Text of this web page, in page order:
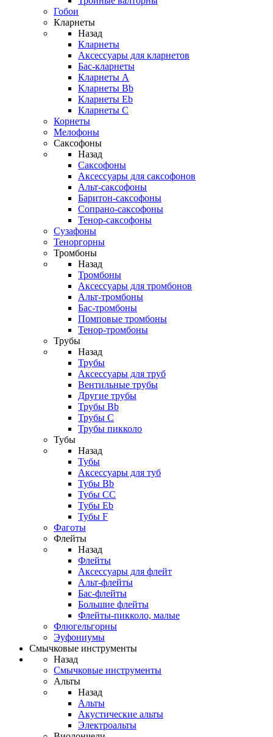
Гобои
Кларнеты
Назад
Кларнеты
Аксессуары для кларнетов
Бас-кларнеты
Кларнеты A
Кларнеты Bb
Кларнеты Eb
Кларнеты С
Корнеты
Мелофоны
Саксофоны
Назад
Саксофоны
Аксессуары для саксофонов
Альт-саксофоны
Баритон-саксофоны
Сопрано-саксофоны
Тенор-саксофоны
Сузафоны
Теноргорны
Тромбоны
Назад
Тромбоны
Аксессуары для тромбонов
Альт-тромбоны
Бас-тромбоны
Помповые тромбоны
Тенор-тромбоны
Трубы
Назад
Трубы
Аксессуары для труб
Вентильные трубы
Другие трубы
Трубы Bb
Трубы C
Трубы пикколо
Тубы
Назад
Тубы
Аксессуары для туб
Тубы Bb
Тубы CC
Тубы Eb
Тубы F
Фаготы
Флейты
Назад
Флейты
Аксессуары для флейт
Альт-флейты
Бас-флейты
Большие флейты
Флейты-пикколо, малые
Флюгельгорны
Эуфониумы
Смычковые инструменты
Назад
Смычковые инструменты
Альты
Назад
Альты
Акустические альты
Электроальты